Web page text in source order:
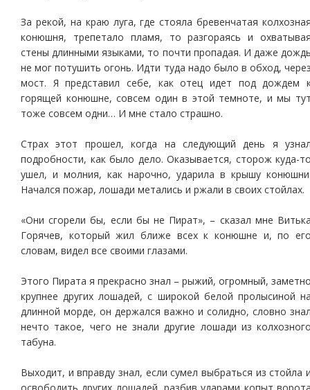
За рекой, на краю луга, где стояла бревенчатая
конюшня, трепетало пламя, то разгораясь и
стены длинными языками, то почти пропадая. И даже
не мог потушить огонь. Идти туда надо было в обход,
мост. Я представил себе, как отец идет под дождем
горящей конюшне, совсем один в этой темноте, и мы
тоже совсем одни… И мне стало страшно.
Страх этот прошел, когда на следующий день я
подробности, как было дело. Оказывается, сторож куда-
ушел, и молния, как нарочно, ударила в крышу
Начался пожар, лошади метались и ржали в своих стойлах.
«Они сгорели бы, если бы не Пират», – сказал мне
Горячев, который жил ближе всех к конюшне и, по
словам, видел все своими глазами.
Этого Пирата я прекрасно знал – рыжий, огромный,
крупнее других лошадей, с широкой белой пролысиной
длинной морде, он держался важно и солидно, словно
нечто такое, чего не знали другие лошади из
табуна.
Выходит, и вправду знал, если сумел выбраться из стойла